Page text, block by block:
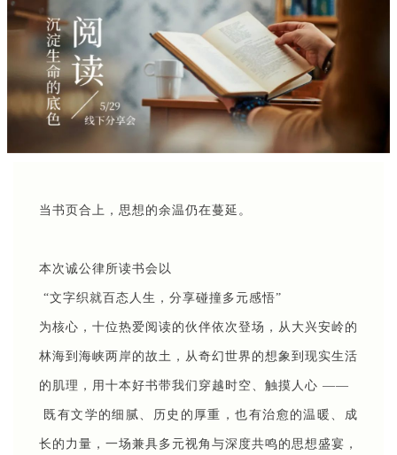
当书页合上，思想的余温仍在蔓延。
本次诚公律所读书会以
为核心，十位热爱阅读的伙伴依次登场，从大兴安岭的
林海到海峡两岸的故土，从奇幻世界的想象到现实生活
的肌理，用十本好书带我们穿越时空、触摸人心 ——
长的力量，一场兼具多元视角与深度共鸣的思想盛宴，